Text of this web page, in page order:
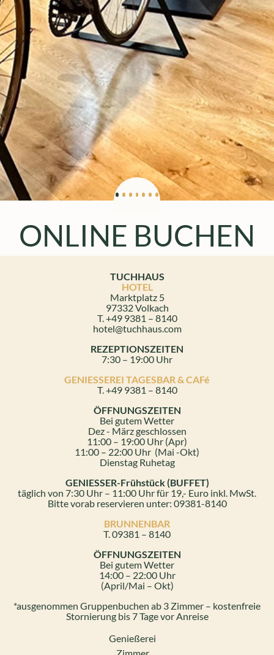
ONLINE BUCHEN
TUCHHAUS
HOTEL
Marktplatz 5
97332 Volkach
T. +49 9381 – 8140
hotel@tuchhaus.com
REZEPTIONSZEITEN
7:30 – 19:00 Uhr
GENIESSEREI TAGESBAR & CAFé
T. +49 9381 – 8140
ÖFFNUNGSZEITEN
Bei gutem Wetter
Dez - März geschlossen
11:00 – 19:00 Uhr (Apr)
11:00 – 22:00 Uhr (Mai -Okt)
Dienstag Ruhetag
GENIESSER-Frühstück (BUFFET)
täglich von 7:30 Uhr – 11:00 Uhr für 19,- Euro inkl. MwSt.
Bitte vorab reservieren unter: 09381-8140
BRUNNENBAR
T. 09381 – 8140
ÖFFNUNGSZEITEN
Bei gutem Wetter
14:00 – 22:00 Uhr
(April/Mai – Okt)
*ausgenommen Gruppenbuchen ab 3 Zimmer – kostenfreie
Stornierung bis 7 Tage vor Anreise
Genießerei